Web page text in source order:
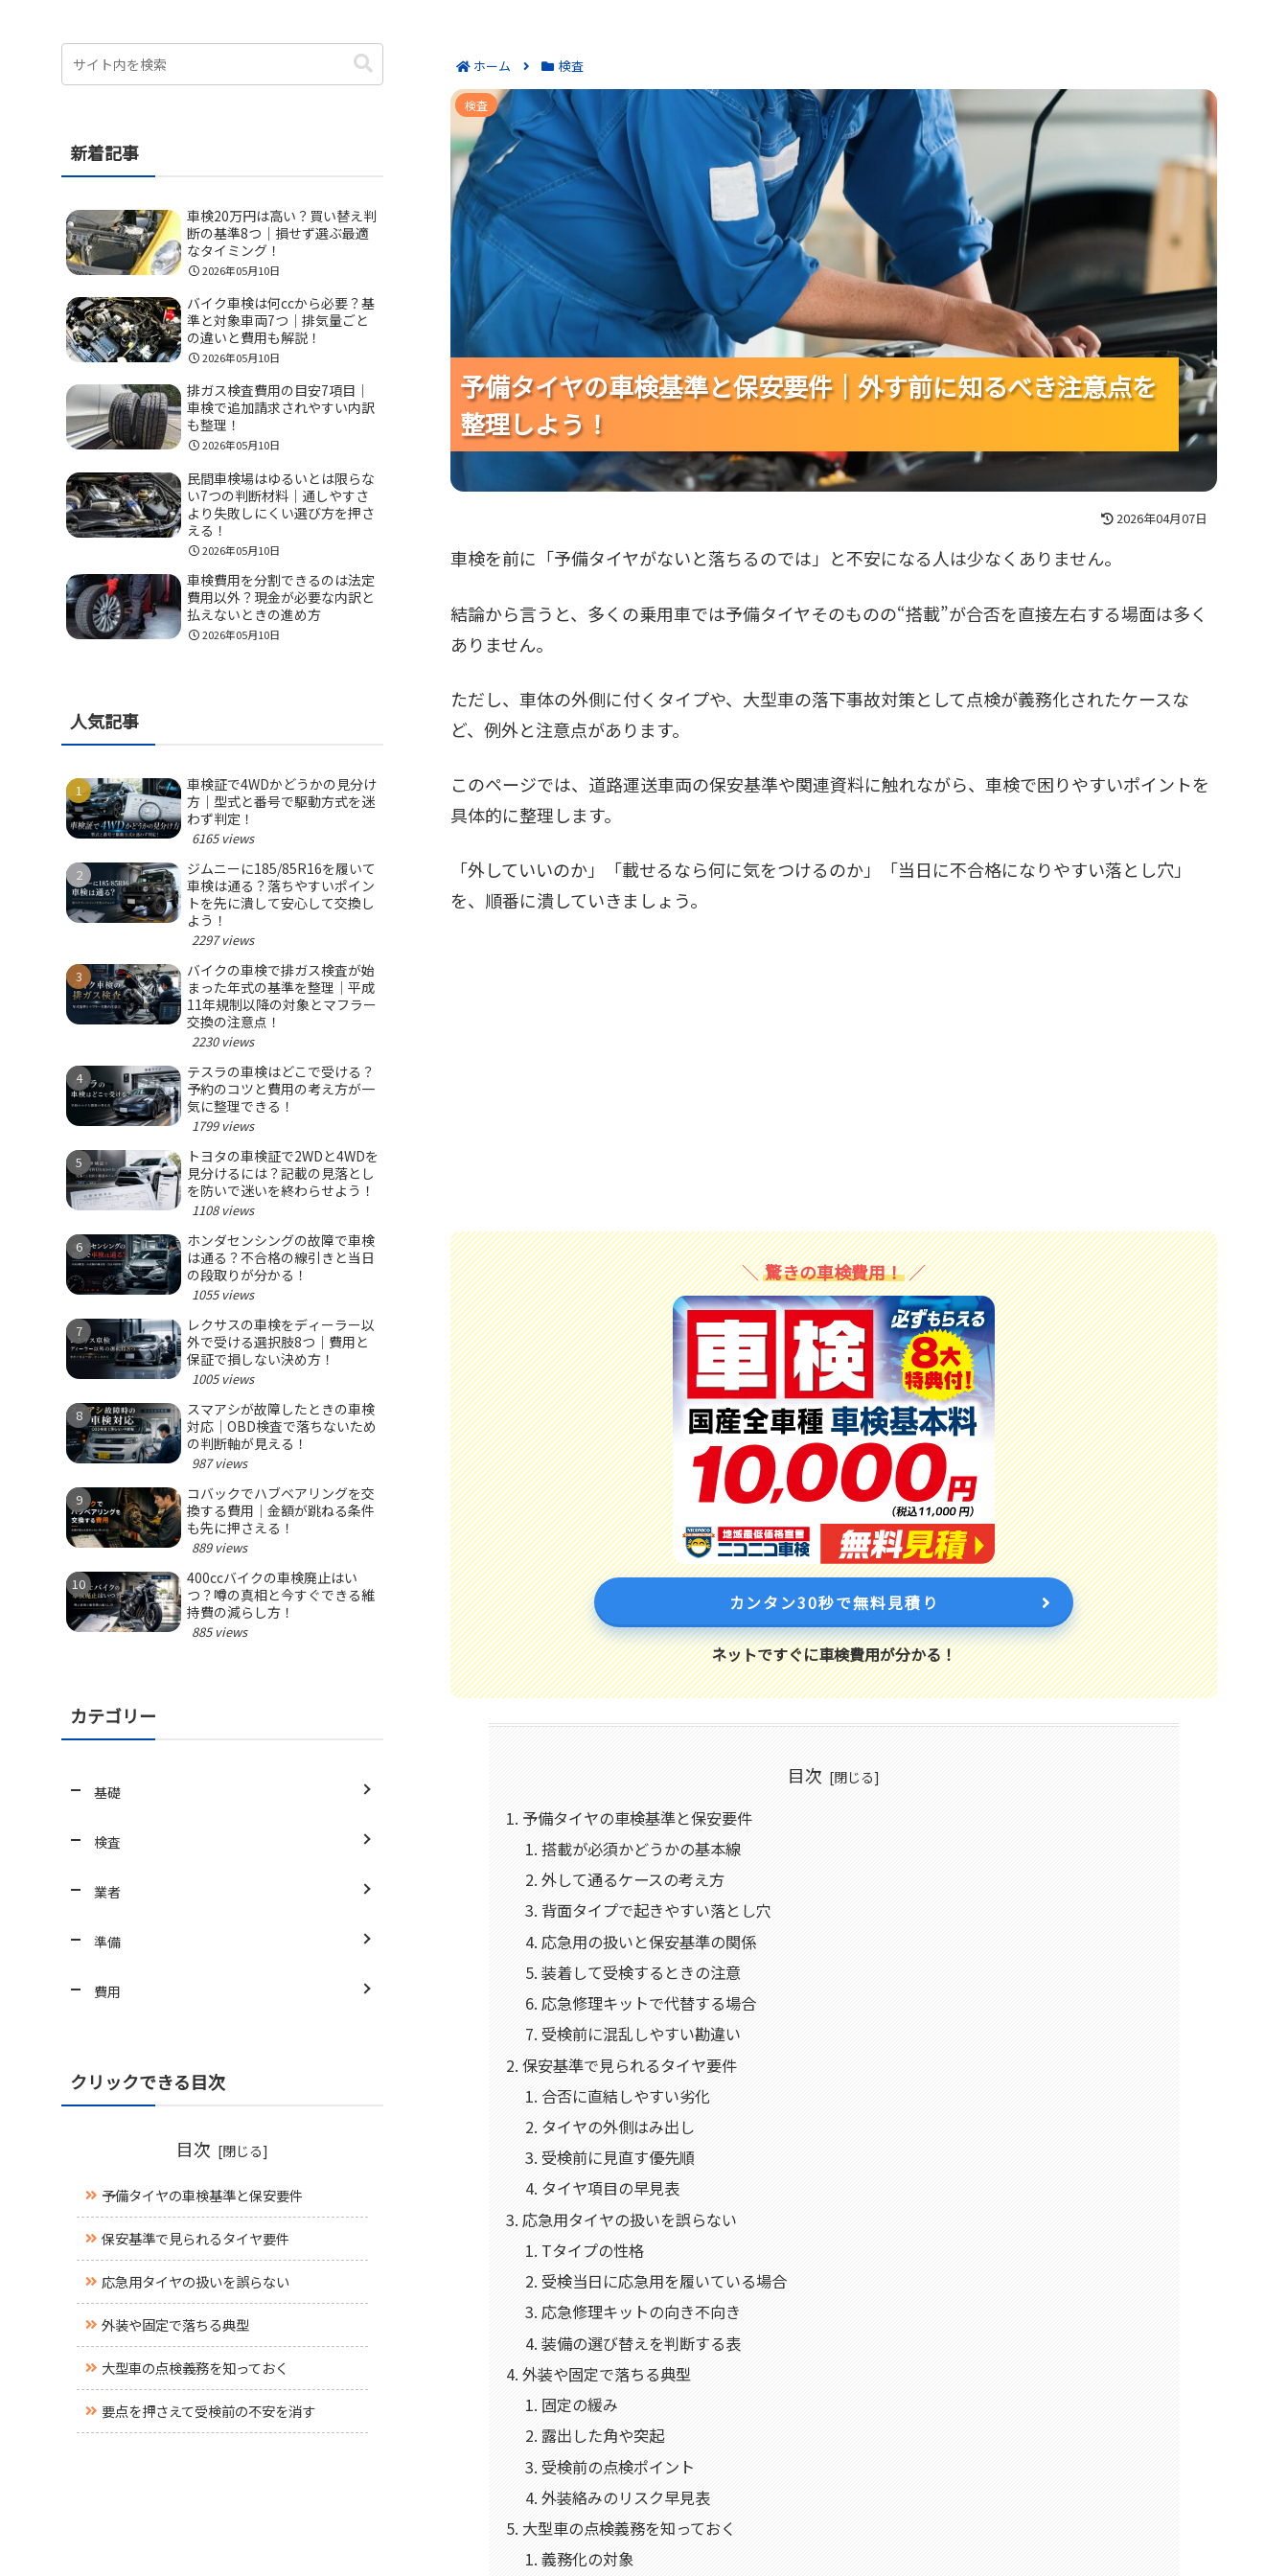
ホーム 検査
予備タイヤの車検基準と保安要件｜外す前に知るべき注意点を整理しよう！
予備タイヤの車検基準と保安要件｜外す前に知るべき注意点を
整理しよう！
予備タイヤの車検基準と保安要件｜外す前に知るべき注意点を
整理しよう！
予備タイヤの車検基準と保安要件｜外す前に知るべき注意点を
整理しよう！
検査
2026年04月07日
車検を前に「予備タイヤがないと落ちるのでは」と不安になる人は少なくありません。
結論から言うと、多くの乗用車では予備タイヤそのものの“搭載”が合否を直接左右する場面は多く
ありません。
ただし、車体の外側に付くタイプや、大型車の落下事故対策として点検が義務化されたケースな
ど、例外と注意点があります。
このページでは、道路運送車両の保安基準や関連資料に触れながら、車検で困りやすいポイントを
具体的に整理します。
「外していいのか」「載せるなら何に気をつけるのか」「当日に不合格になりやすい落とし穴」
を、順番に潰していきましょう。
驚きの車検費用！
カンタン30秒で無料見積り
ネットですぐに車検費用が分かる！
目次
予備タイヤの車検基準と保安要件
搭載が必須かどうかの基本線
外して通るケースの考え方
背面タイプで起きやすい落とし穴
応急用の扱いと保安基準の関係
装着して受検するときの注意
応急修理キットで代替する場合
受検前に混乱しやすい勘違い
保安基準で見られるタイヤ要件
合否に直結しやすい劣化
タイヤの外側はみ出し
受検前に見直す優先順
タイヤ項目の早見表
応急用タイヤの扱いを誤らない
Tタイプの性格
受検当日に応急用を履いている場合
応急修理キットの向き不向き
装備の選び替えを判断する表
外装や固定で落ちる典型
固定の緩み
露出した角や突起
受検前の点検ポイント
外装絡みのリスク早見表
大型車の点検義務を知っておく
義務化の対象
新着記事
車検20万円は高い？買い替え判
断の基準8つ｜損せず選ぶ最適
なタイミング！
2026年05月10日
バイク車検は何ccから必要？基
準と対象車両7つ｜排気量ごと
の違いと費用も解説！
2026年05月10日
排ガス検査費用の目安7項目｜
車検で追加請求されやすい内訳
も整理！
2026年05月10日
民間車検場はゆるいとは限らな
い7つの判断材料｜通しやすさ
より失敗しにくい選び方を押さ
える！
2026年05月10日
車検費用を分割できるのは法定
費用以外？現金が必要な内訳と
払えないときの進め方
2026年05月10日
人気記事
車検証で4WDかどうかの見分け
方｜型式と番号で駆動方式を迷
わず判定！
6165 views
ジムニーに185/85R16を履いて
車検は通る？落ちやすいポイン
トを先に潰して安心して交換し
よう！
2297 views
バイクの車検で排ガス検査が始
まった年式の基準を整理｜平成
11年規制以降の対象とマフラー
交換の注意点！
2230 views
テスラの車検はどこで受ける？
予約のコツと費用の考え方が一
気に整理できる！
1799 views
トヨタの車検証で2WDと4WDを
見分けるには？記載の見落とし
を防いで迷いを終わらせよう！
1108 views
ホンダセンシングの故障で車検
は通る？不合格の線引きと当日
の段取りが分かる！
1055 views
レクサスの車検をディーラー以
外で受ける選択肢8つ｜費用と
保証で損しない決め方！
1005 views
スマアシが故障したときの車検
対応｜OBD検査で落ちないため
の判断軸が見える！
987 views
コバックでハブベアリングを交
換する費用｜金額が跳ねる条件
も先に押さえる！
889 views
400ccバイクの車検廃止はい
つ？噂の真相と今すぐできる維
持費の減らし方！
885 views
カテゴリー
基礎
検査
業者
準備
費用
クリックできる目次
目次
予備タイヤの車検基準と保安要件
保安基準で見られるタイヤ要件
応急用タイヤの扱いを誤らない
外装や固定で落ちる典型
大型車の点検義務を知っておく
要点を押さえて受検前の不安を消す